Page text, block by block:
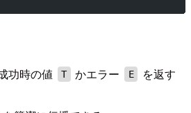
功時の値 T かエラー E
を返す